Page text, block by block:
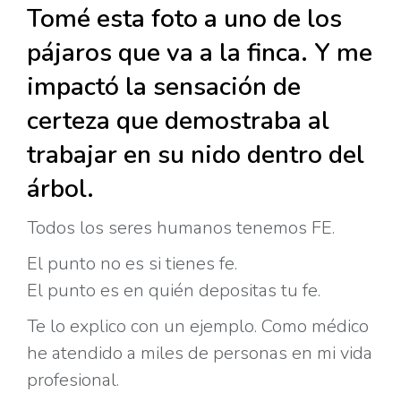
Tomé esta foto a uno de los
pájaros que va a la finca. Y me
impactó la sensación de
certeza que demostraba al
trabajar en su nido dentro del
árbol.
Todos los seres humanos tenemos FE.
El punto no es si tienes fe.
El punto es en quién depositas tu fe.
Te lo explico con un ejemplo. Como médico
he atendido a miles de personas en mi vida
profesional.